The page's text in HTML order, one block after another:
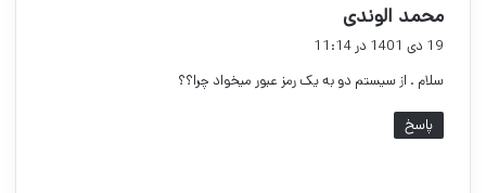
محمد الوندی
ف
:
19 دی 1401 در 11:14
سلام . از سیستم دو به یک رمز عبور میخواد چرا؟؟
پاسخ